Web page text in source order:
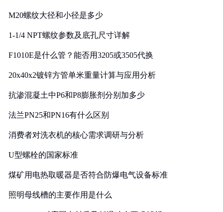
M20螺纹大径和小径是多少
1-1/4 NPT螺纹参数及底孔尺寸详解
F1010E是什么管？能否用3205或3505代换
20x40x2镀锌方管单米重量计算与应用分析
抗渗混凝土中P6和P8膨胀剂分别加多少
法兰PN25和PN16有什么区别
消费者对洗衣机的核心需求调研与分析
U型螺栓的国家标准
煤矿用电热取暖器是否符合防爆电气设备标准
照明母线槽的主要作用是什么